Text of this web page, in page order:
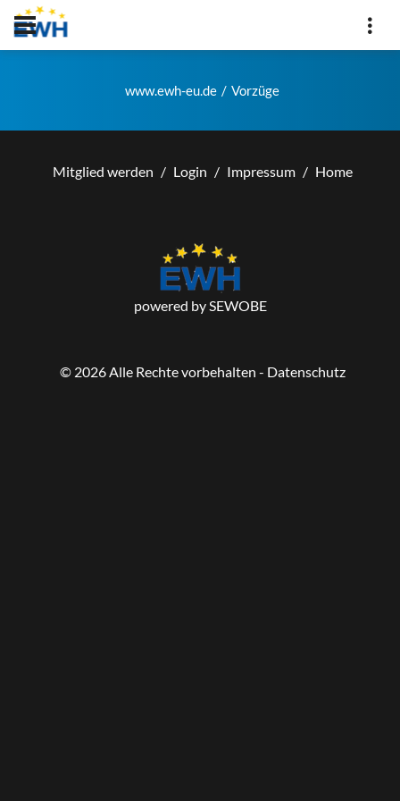
www.ewh-eu.de Vorzüge
Mitglied werden Login Impressum Home
powered by SEWOBE
© 2026Alle Rechte vorbehalten - Datenschutz